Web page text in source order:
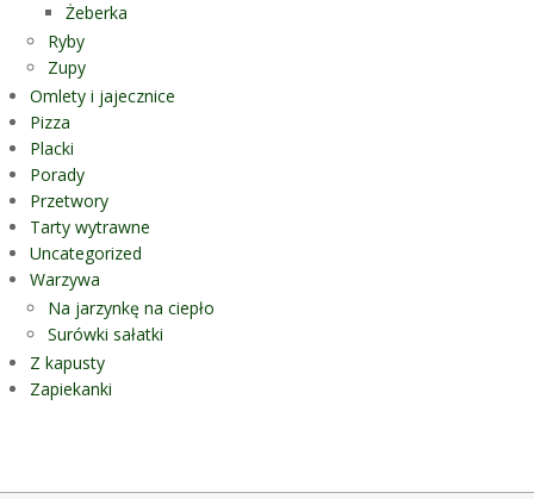
Żeberka
Ryby
Zupy
Omlety i jajecznice
Pizza
Placki
Porady
Przetwory
Tarty wytrawne
Uncategorized
Warzywa
Na jarzynkę na ciepło
Surówki sałatki
Z kapusty
Zapiekanki